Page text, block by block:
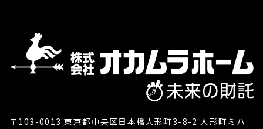
〒103-0013 東京都中央区日本橋人形町3-8-2 人形町ミハ